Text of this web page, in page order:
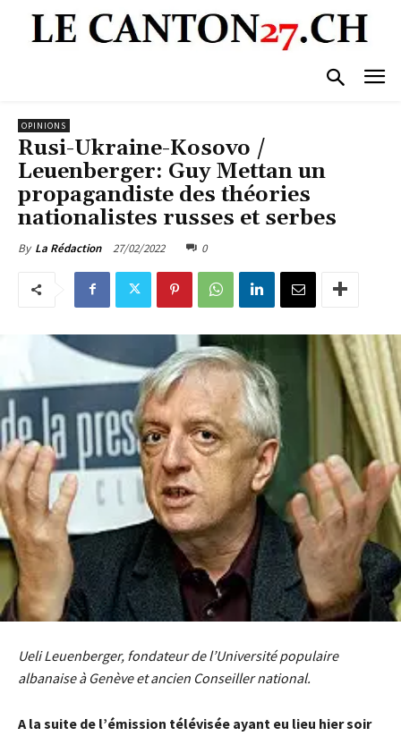
OPINIONS
Rusi-Ukraine-Kosovo /
Leuenberger: Guy Mettan un
propagandiste des théories
nationalistes russes et serbes
By La Rédaction 27/02/2022 0
Ueli Leuenberger, fondateur de l’Université populaire
albanaise à Genève et ancien Conseiller national.
A la suite de l’émission télévisée ayant eu lieu hier soir